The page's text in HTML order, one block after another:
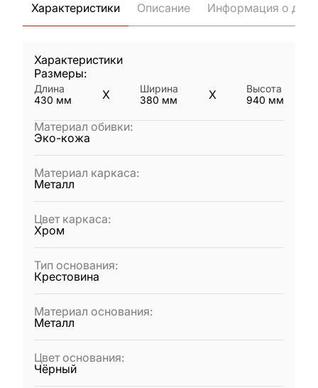
Характеристики Описание Информация о
Характеристики
Размеры:
Длина
430 мм X
Ширина
380 мм X
Высота
940 мм
Материал обивки:
Эко-кожа
Материал каркаса:
Металл
Цвет каркаса:
Хром
Тип основания:
Крестовина
Материал основания:
Металл
Цвет основания:
Чёрный